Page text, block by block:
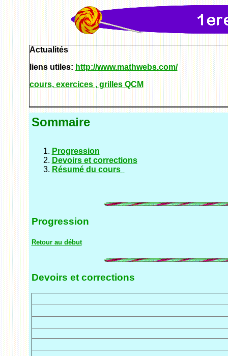
Actualités
liens utiles: http://www.mathwebs.com/
cours, exercices , grilles QCM
Sommaire
Progression
Devoirs et corrections
Résumé du cours
Progression
Retour au début
Devoirs et corrections